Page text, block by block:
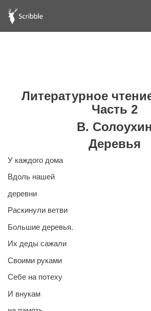
Литературное
Часть 2
В. Солоухин
Деревья
У каждого дома
Вдоль нашей
деревни
Раскинули ветви
Большие деревья.
Их деды сажали
Своими руками
Себе на потеху
И внукам